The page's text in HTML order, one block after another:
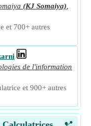
(KJ Somaiya)
et 700+ autres
de l'information
et 900+ autres